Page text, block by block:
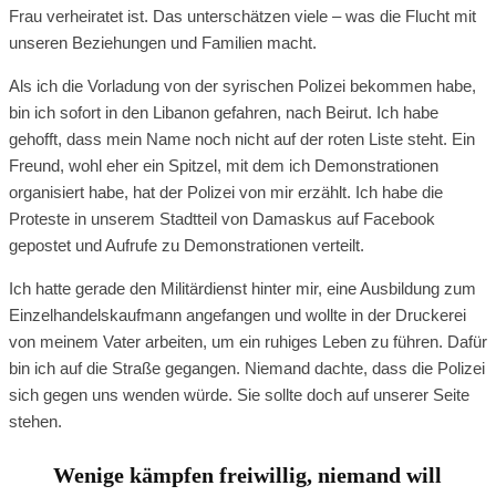
Frau verheiratet ist. Das unterschätzen viele – was die Flucht mit
unseren Beziehungen und Familien macht.
Als ich die Vorladung von der syrischen Polizei bekommen habe,
bin ich sofort in den Libanon gefahren, nach Beirut. Ich habe
gehofft, dass mein Name noch nicht auf der roten Liste steht. Ein
Freund, wohl eher ein Spitzel, mit dem ich Demonstrationen
organisiert habe, hat der Polizei von mir erzählt. Ich habe die
Proteste in unserem Stadtteil von Damaskus auf Facebook
gepostet und Aufrufe zu Demonstrationen verteilt.
Ich hatte gerade den Militärdienst hinter mir, eine Ausbildung zum
Einzelhandelskaufmann angefangen und wollte in der Druckerei
von meinem Vater arbeiten, um ein ruhiges Leben zu führen. Dafür
bin ich auf die Straße gegangen. Niemand dachte, dass die Polizei
sich gegen uns wenden würde. Sie sollte doch auf unserer Seite
stehen.
Wenige kämpfen freiwillig, niemand will